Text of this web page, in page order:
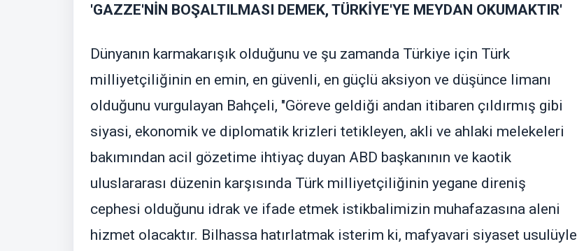
'GAZZE'NİN BOŞALTILMASI DEMEK, TÜRKİYE'YE MEYDAN OKUMAKTIR'
Dünyanın karmakarışık olduğunu ve şu zamanda Türkiye için Türk
milliyetçiliğinin en emin, en güvenli, en güçlü aksiyon ve düşünce limanı
olduğunu vurgulayan Bahçeli, "Göreve geldiği andan itibaren çıldırmış gibi
siyasi, ekonomik ve diplomatik krizleri tetikleyen, akli ve ahlaki melekeleri
bakımından acil gözetime ihtiyaç duyan ABD başkanının ve kaotik
uluslararası düzenin karşısında Türk milliyetçiliğinin yegane direniş
cephesi olduğunu idrak ve ifade etmek istikbalimizin muhafazasına aleni
hizmet olacaktır. Bilhassa hatırlatmak isterim ki, mafyavari siyaset usulüyle